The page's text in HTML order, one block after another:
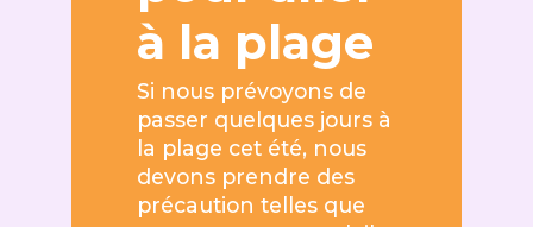
à la plage
Si nous prévoyons de
passer quelques jours à
la plage cet été, nous
devons prendre des
précaution telles que